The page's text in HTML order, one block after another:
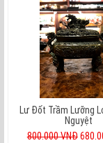
Lư Đốt Trầm Lưỡng
Nguyệt
800.000 VNĐ